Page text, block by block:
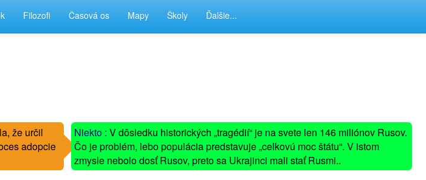
Filozofi Časová os Mapy Školy Ďalšie...
že určil
adopcie
-
-
Niekto : V dôsledku historických „tragédií“ je na svete len 146 miliónov Rusov.
Čo je problém, lebo populácia predstavuje „celkovú moc štátu“. V istom
zmysle nebolo dosť Rusov, preto sa Ukrajinci mali stať Rusmi..